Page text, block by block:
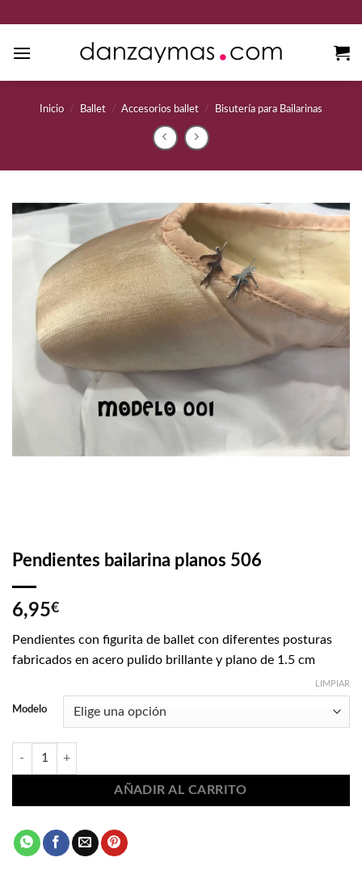
contenido
Inicio / Ballet / Accesorios ballet / Bisutería para Bailarinas
Pendientes bailarina planos 506
6,95€
Pendientes con figurita de ballet con diferentes posturas
fabricados en acero pulido brillante y plano de 1.5 cm
Modelo
LIMPIAR
Pendientes bailarina planos 506 cantidad
AÑADIR AL CARRITO